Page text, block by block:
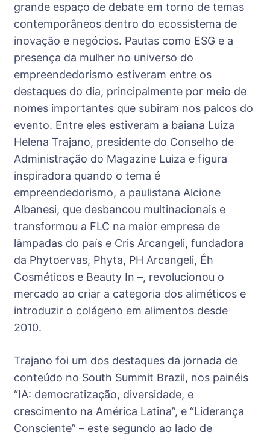
grande espaço de debate em torno de temas
contemporâneos dentro do ecossistema de
inovação e negócios. Pautas como ESG e a
presença da mulher no universo do
empreendedorismo estiveram entre os
destaques do dia, principalmente por meio de
nomes importantes que subiram nos palcos do
evento. Entre eles estiveram a baiana Luiza
Helena Trajano, presidente do Conselho de
Administração do Magazine Luiza e figura
inspiradora quando o tema é
empreendedorismo, a paulistana Alcione
Albanesi, que desbancou multinacionais e
transformou a FLC na maior empresa de
lâmpadas do país e Cris Arcangeli, fundadora
da Phytoervas, Phyta, PH Arcangeli, Éh
Cosméticos e Beauty In –, revolucionou o
mercado ao criar a categoria dos aliméticos e
introduzir o colágeno em alimentos desde
2010.
Trajano foi um dos destaques da jornada de
conteúdo no South Summit Brazil, nos painéis
“IA: democratização, diversidade, e
crescimento na América Latina”, e “Liderança
Consciente” – este segundo ao lado de